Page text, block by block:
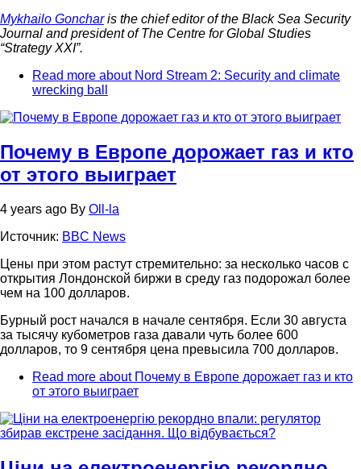
Mykhailo Goncharis the chief editor of the Black Sea Security
Journal and president of The Centre for Global Studies
“Strategy XXI”.
Read more about Nord Stream 2: Security and climate
wrecking ball
Почему в Европе дорожает газ и кто
от этого выиграет
4 years ago By Oll-la
Источник: BBC News
Цены при этом растут стремительно: за несколько часов с
открытия Лондонской биржи в среду газ подорожал более
чем на 100 долларов.
Бурный рост начался в начале сентября. Если 30 августа
за тысячу кубометров газа давали чуть более 600
долларов, то 9 сентября цена превысила 700 долларов.
Read more about Почему в Европе дорожает газ и кто
от этого выиграет